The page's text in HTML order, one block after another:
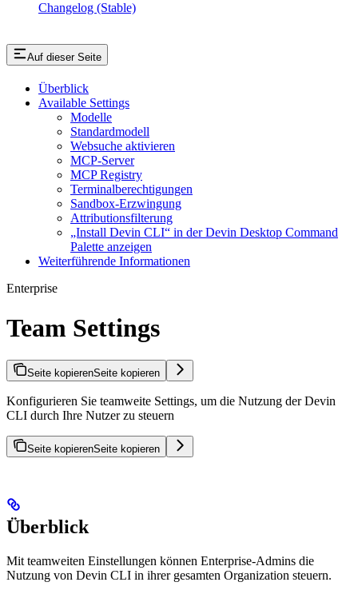
Changelog (Stable)
Auf dieser Seite
Überblick
Available Settings
Modelle
Standardmodell
Websuche aktivieren
MCP-Server
MCP Registry
Terminalberechtigungen
Sandbox-Erzwingung
Attributionsfilterung
„Install Devin CLI“ in der Devin Desktop Command
Palette anzeigen
Weiterführende Informationen
Enterprise
Team Settings
Seite kopierenSeite kopieren
Konfigurieren Sie teamweite Settings, um die Nutzung der Devin
CLI durch Ihre Nutzer zu steuern
Seite kopierenSeite kopieren
Überblick
Mit teamweiten Einstellungen können Enterprise-Admins die
Nutzung von Devin CLI in ihrer gesamten Organization steuern.